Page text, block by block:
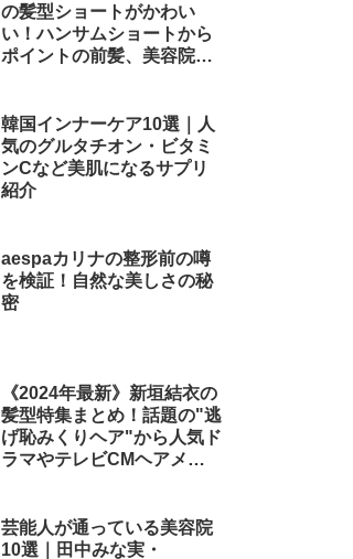
の髪型ショートがかわい
い！ハンサムショートから
ポイントの前髪、美容院で
韓国インナーケア10選｜人
気のグルタチオン・ビタミ
ンCなど美肌になるサプリ
紹介
aespaカリナの整形前の噂
を検証！自然な美しさの秘
密
《2024年最新》新垣結衣の
髪型特集まとめ！話題の"逃
げ恥みくりヘア"から人気ド
ラマやテレビCMヘアメイ
芸能人が通っている美容院
10選｜田中みな実・